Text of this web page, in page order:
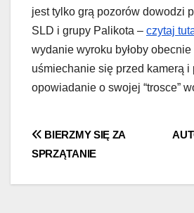
jest tylko grą pozorów dowodzi
SLD i grupy Palikota – czytaj
wydanie wyroku byłoby
uśmiechanie się przed kamerą i
opowiadanie o swojej “trosce”
Nawigacja
wpisu
BIERZMY SIĘ ZA
SPRZĄTANIE